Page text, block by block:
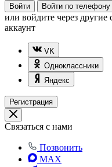
Войти Войти по телефону
или войдите через
аккаунт
VK
Одноклассники
Яндекс
Регистрация
Связаться с нами
Позвонить
MAX